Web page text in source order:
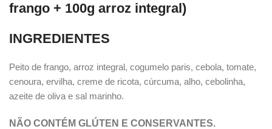
frango + 100g arroz integral)
INGREDIENTES
Peito de frango, arroz integral, cogumelo paris, cebola, tomate,
cenoura, ervilha, creme de ricota, cúrcuma, alho, cebolinha,
azeite de oliva e sal marinho.
NÃO CONTÉM GLÚTEN E CONSERVANTES.